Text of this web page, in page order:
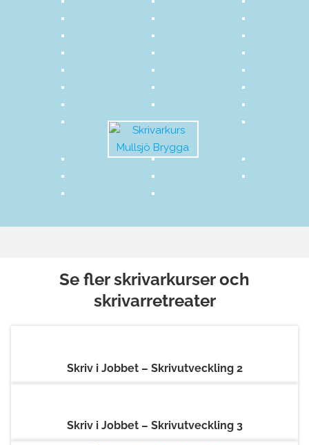
Se fler skrivarkurser och
skrivarretreater
Skriv i Jobbet – Skrivutveckling 2
Skriv i Jobbet – Skrivutveckling 3